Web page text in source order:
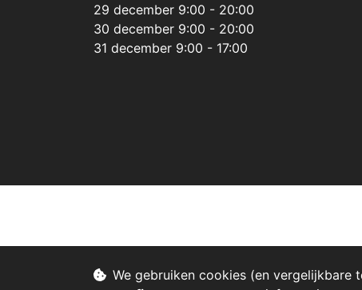
We gebruiken cookies (en vergelijkbare
29 december 9:00 - 20:00
30 december 9:00 - 20:00
31 december 9:00 - 17:00